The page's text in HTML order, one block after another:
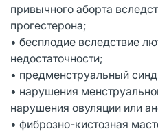
привычного аборта
прогестерона;
• бесплодие вследствие
недостаточности;
• предменструальный
• нарушения
нарушения овуляции или
• фиброзно-кистозная